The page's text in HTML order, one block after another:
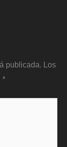
publicada. Los
*